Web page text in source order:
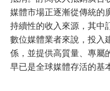
媒體市場正逐漸從傳統的
持續性的收入來源，其中
數位媒體業者來說，投入
係，並提供高質量、專屬
早已是全球媒體存活的基